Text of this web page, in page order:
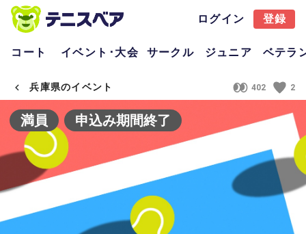
ログイン 登録
コート イベント･大会 サークル ジュニア ベテラ
兵庫県のイベント 402 2
満員 申込み期間終了